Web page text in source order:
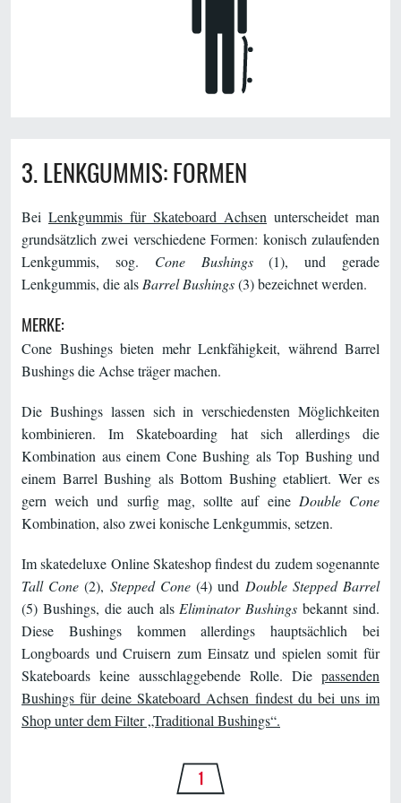
3. LENKGUMMIS: FORMEN
Bei Lenkgummis für Skateboard Achsen unterscheidet man
grundsätzlich zwei verschiedene Formen: konisch zulaufenden
Lenkgummis, sog. Cone Bushings(1), und gerade
Lenkgummis, die als Barrel Bushings(3) bezeichnet werden.
MERKE:
Cone Bushings bieten mehr Lenkfähigkeit, während Barrel
Bushings die Achse träger machen.
Die Bushings lassen sich in verschiedensten Möglichkeiten
kombinieren. Im Skateboarding hat sich allerdings die
Kombination aus einem Cone Bushing als Top Bushing und
einem Barrel Bushing als Bottom Bushing etabliert. Wer es
gern weich und surfig mag, sollte auf eine Double Cone
Kombination, also zwei konische Lenkgummis, setzen.
Im skatedeluxe Online Skateshop findest du zudem sogenannte
Tall Cone (2), Stepped Cone(4) und Double Stepped Barrel
(5) Bushings, die auch als Eliminator Bushings bekannt sind.
Diese Bushings kommen allerdings hauptsächlich bei
Longboards und Cruisern zum Einsatz und spielen somit für
Skateboards keine ausschlaggebende Rolle. Die passenden
Bushings für deine Skateboard Achsen findest du bei uns im
Shop unter dem Filter „Traditional Bushings“.